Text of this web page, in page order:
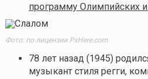
программу Олимпийских
Фото: по лицензии PxHere.com
78 лет назад (1945)
музыкант стиля регги,